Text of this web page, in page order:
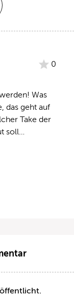
0
Was
das geht auf
Take der
soll…